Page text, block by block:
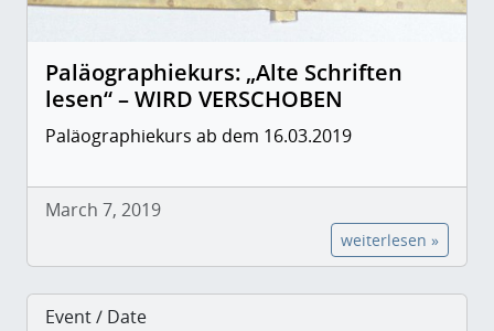
Paläographiekurs: „Alte Schriften
lesen“ – WIRD VERSCHOBEN
Paläographiekurs ab dem 16.03.2019
March 7, 2019
weiterlesen »
Event / Date